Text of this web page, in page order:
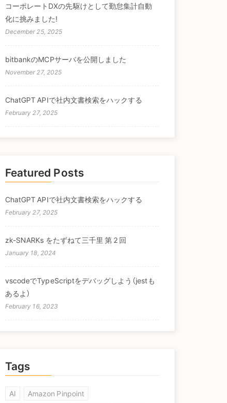
コーポレートDXの先駆けとして勤怠集計自動
化に挑みました!
December 25, 2025
bitbankのMCPサーバを公開しました
November 27, 2025
ChatGPT APIで社内文書検索をハックする
February 27, 2025
Featured Posts
ChatGPT APIで社内文書検索をハックする
February 27, 2025
zk-SNARKs をたずねて三千里 第 2 回
January 18, 2024
vscodeでTypeScriptをデバッグしよう（jestも
あるよ）
February 16, 2023
Tags
AI
Amazon Pinpoint